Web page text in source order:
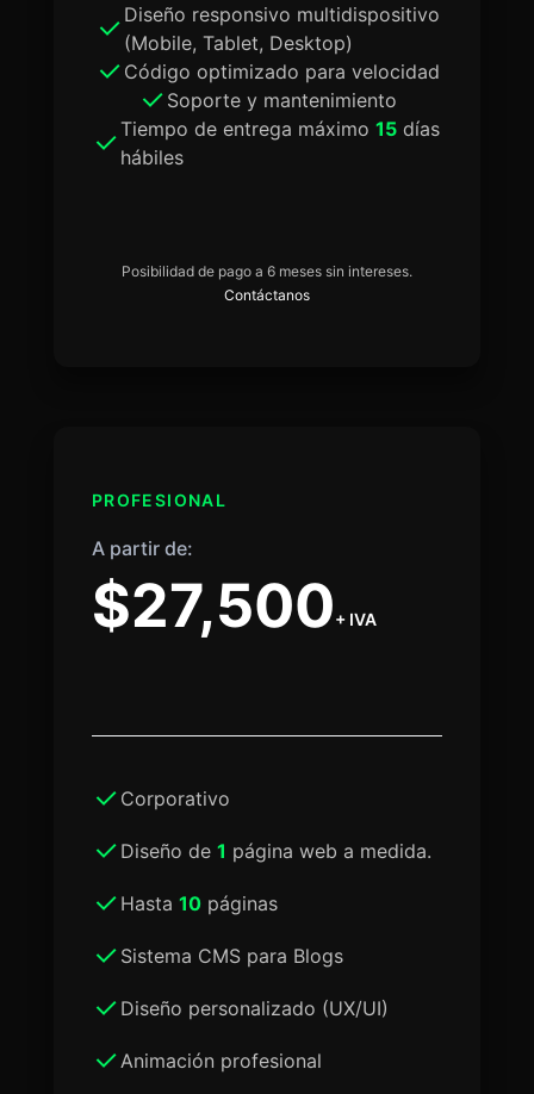
Diseño responsivo multidispositivo
(Mobile, Tablet, Desktop)
Código optimizado para velocidad
Soporte y mantenimiento
Tiempo de entrega máximo 15días
hábiles
Posibilidad de pago a 6 meses sin intereses.
Contáctanos
PROFESIONAL
A partir de:
$27,500+ IVA
Corporativo
Diseño de 1 página web a medida.
Hasta 10páginas
Sistema CMS para Blogs
Diseño personalizado (UX/UI)
Animación profesional